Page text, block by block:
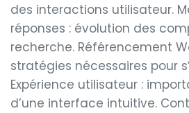
des interactions utilisateur.
réponses : évolution des
recherche. Référencement
stratégies nécessaires pour
Expérience utilisateur :
d’une interface intuitive.